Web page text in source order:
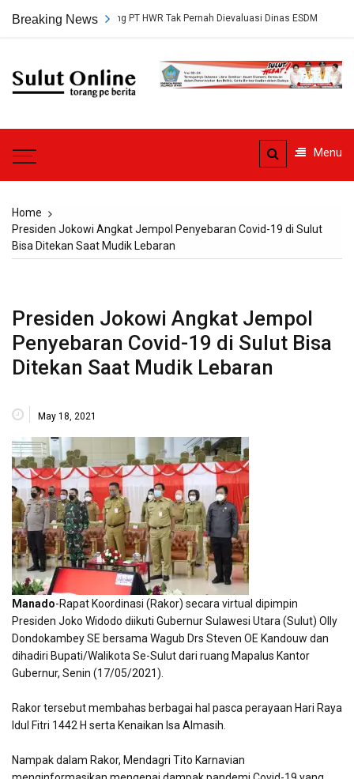
Breaking News
Tambang PT HWR Tak Pernah Dievaluasi Dinas ESDM
Sulut
Menu
Home
Presiden Jokowi Angkat Jempol Penyebaran Covid-19 di Sulut
Bisa Ditekan Saat Mudik Lebaran
Presiden Jokowi Angkat Jempol
Penyebaran Covid-19 di Sulut Bisa
Ditekan Saat Mudik Lebaran
May 18, 2021
Manado-Rapat Koordinasi (Rakor) secara virtual dipimpin
Presiden Joko Widodo diikuti Gubernur Sulawesi Utara (Sulut) Olly
Dondokambey SE bersama Wagub Drs Steven OE Kandouw dan
dihadiri Bupati/Walikota Se-Sulut dari ruang Mapalus Kantor
Gubernur, Senin (17/05/2021).
Rakor tersebut membahas berbagai hal pasca perayaan Hari Raya
Idul Fitri 1442 H serta Kenaikan Isa Almasih.
Nampak dalam Rakor, Mendagri Tito Karnavian